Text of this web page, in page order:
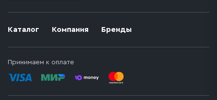
Каталог Компания Бренды
Принимаем к оплате